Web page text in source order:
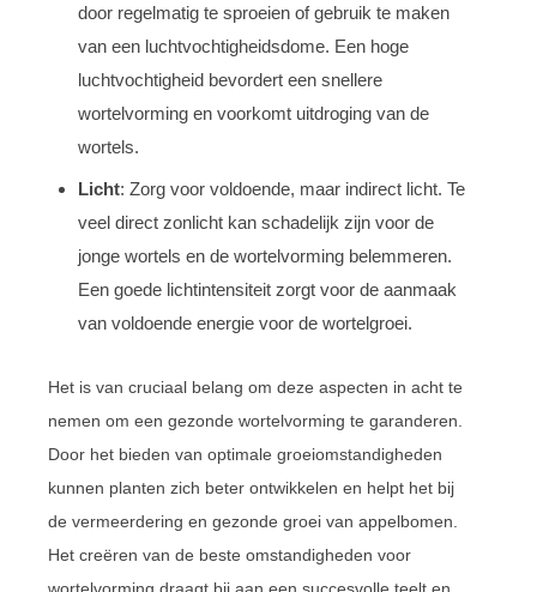
door regelmatig te sproeien of gebruik te maken
van een luchtvochtigheidsdome. Een hoge
luchtvochtigheid bevordert een snellere
wortelvorming en voorkomt uitdroging van de
wortels.
Licht: Zorg voor voldoende, maar indirect licht. Te
veel direct zonlicht kan schadelijk zijn voor de
jonge wortels en de wortelvorming belemmeren.
Een goede lichtintensiteit zorgt voor de aanmaak
van voldoende energie voor de wortelgroei.
Het is van cruciaal belang om deze aspecten in acht te
nemen om een gezonde wortelvorming te garanderen.
Door het bieden van optimale groeiomstandigheden
kunnen planten zich beter ontwikkelen en helpt het bij
de vermeerdering en gezonde groei van appelbomen.
Het creëren van de beste omstandigheden voor
wortelvorming draagt bij aan een succesvolle teelt en